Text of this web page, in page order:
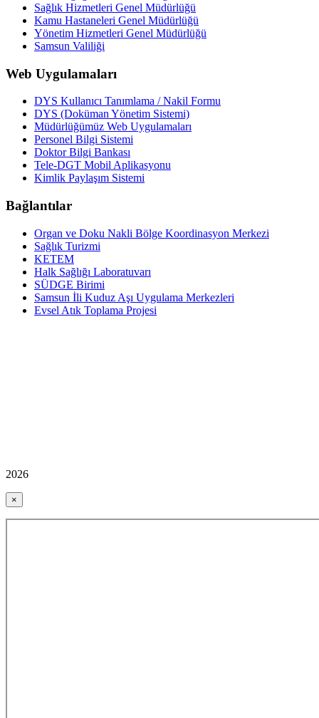
Sağlık Hizmetleri Genel Müdürlüğü
Kamu Hastaneleri Genel Müdürlüğü
Yönetim Hizmetleri Genel Müdürlüğü
Samsun Valiliği
Web Uygulamaları
DYS Kullanıcı Tanımlama / Nakil Formu
DYS (Doküman Yönetim Sistemi)
Müdürlüğümüz Web Uygulamaları
Personel Bilgi Sistemi
Doktor Bilgi Bankası
Tele-DGT Mobil Aplikasyonu
Kimlik Paylaşım Sistemi
Bağlantılar
Organ ve Doku Nakli Bölge Koordinasyon Merkezi
Sağlık Turizmi
KETEM
Halk Sağlığı Laboratuvarı
SÜDGE Birimi
Samsun İli Kuduz Aşı Uygulama Merkezleri
Evsel Atık Toplama Projesi
2026
×